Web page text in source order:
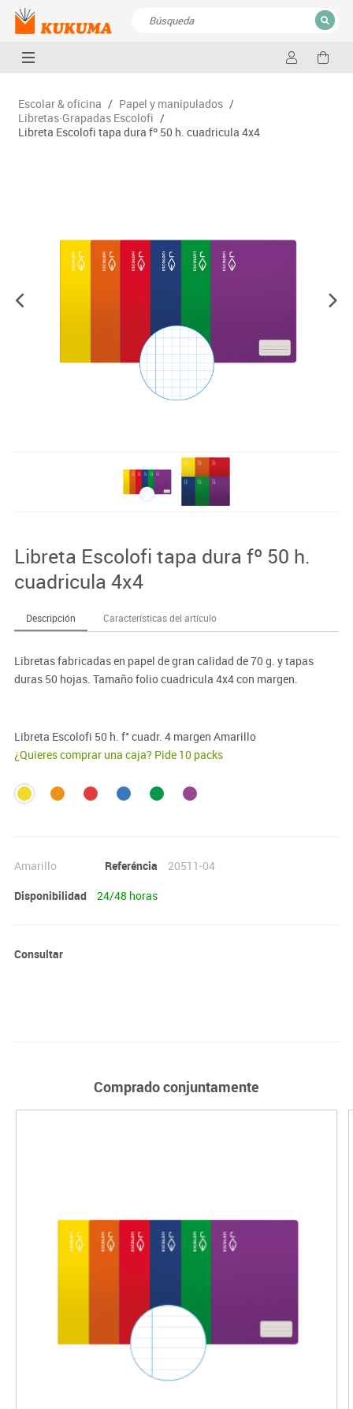
CERRAR
Escolar & oficina / Papel y manipulados /
Libretas·Grapadas Escolofi /
Libreta Escolofi tapa dura fº 50 h. cuadricula 4x4
Libreta Escolofi tapa dura fº 50 h.
cuadricula 4x4
Descripción Características del artículo
Libretas fabricadas en papel de gran calidad de 70 g. y tapas
duras 50 hojas. Tamaño folio cuadricula 4x4 con margen.
Libreta Escolofi 50 h. f° cuadr. 4 margen Amarillo
¿Quieres comprar una caja? Pide 10 packs
Amarillo Referéncia
20511-04
Disponibilidad
24/48 horas
Consultar
Comprado conjuntamente